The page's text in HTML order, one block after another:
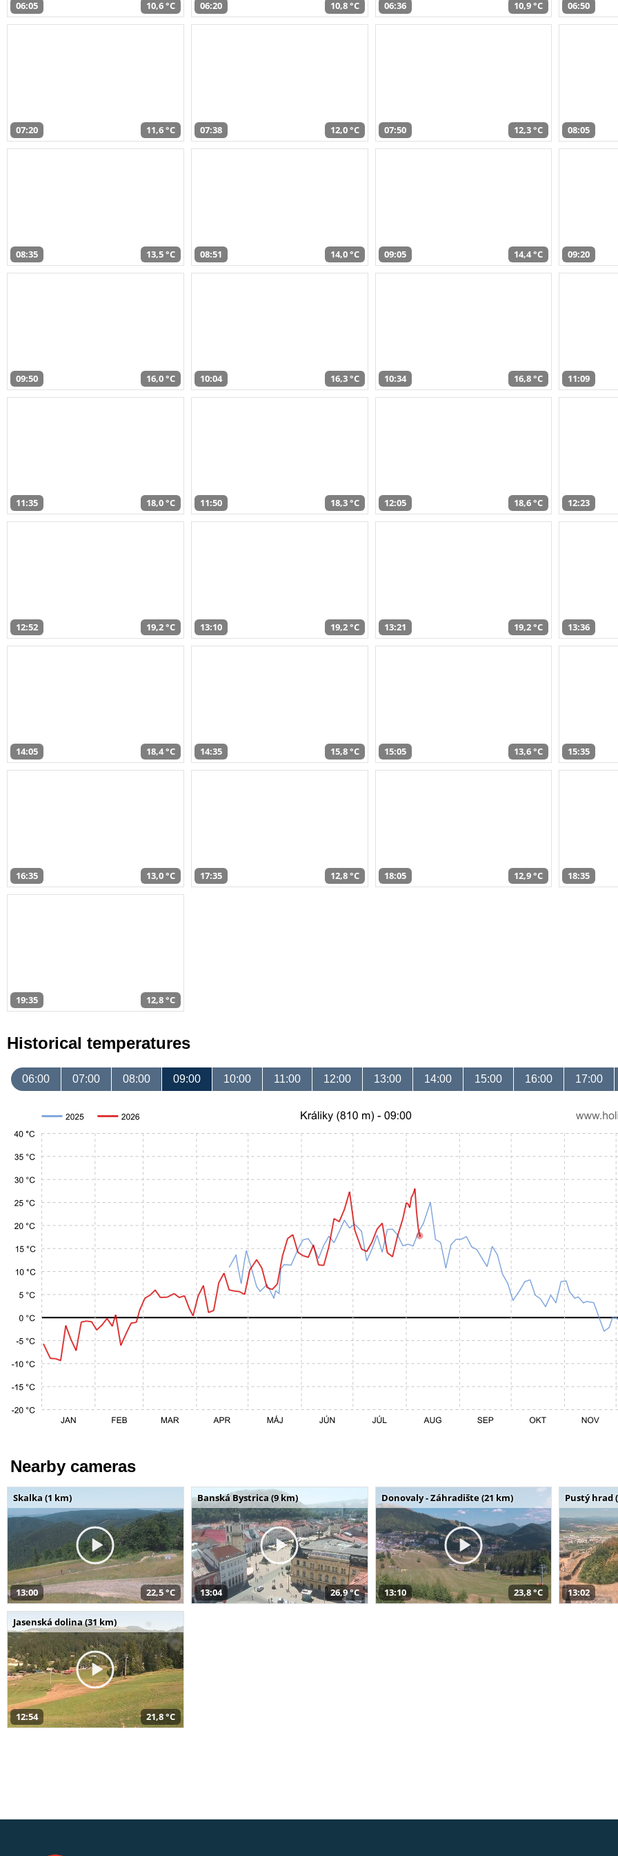
06:05 10,6 °C 06:20 10,8 °C 06:36 10,9 °C 06:50
07:20 11,6 °C 07:38 12,0 °C 07:50 12,3 °C 08:05
08:35 13,5 °C 08:51 14,0 °C 09:05 14,4 °C 09:20
09:50 16,0 °C 10:04 16,3 °C 10:34 16,8 °C 11:09
11:35 18,0 °C 11:50 18,3 °C 12:05 18,6 °C 12:23
12:52 19,2 °C 13:10 19,2 °C 13:21 19,2 °C 13:36
14:05 18,4 °C 14:35 15,8 °C 15:05 13,6 °C 15:35
16:35 13,0 °C 17:35 12,8 °C 18:05 12,9 °C 18:35
19:35 12,8 °C
Historical temperatures
06:00 07:00 08:00 09:00 10:00 11:00 12:00 13:00 14:00 15:00 16:00 17:00
Nearby cameras
Skalka (1 km)
13:00 22,5 °C
Banská Bystrica (9 km)
13:04 26,9 °C
Donovaly - Záhradište (21 km)
13:10 23,8 °C
Pustý hrad
13:02
Jasenská dolina (31 km)
12:54 21,8 °C